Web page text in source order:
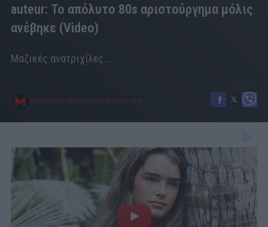
auteur: Το απόλυτο 80s αριστούργημα μόλις
ανέβηκε (Video)
Μαζικές ανατριχίλες...
MENSHOUSE NEWSROOM 24/05/2026 04:00